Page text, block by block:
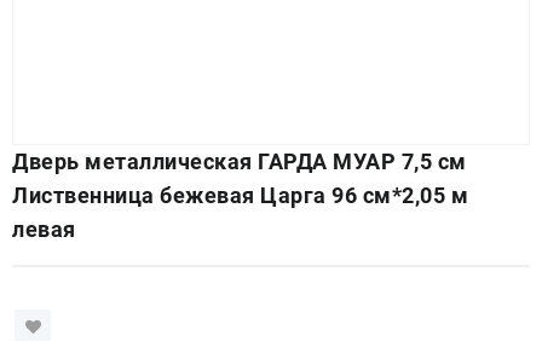
Дверь металлическая ГАРДА МУАР 7,5 см
Лиственница бежевая Царга 96 см*2,05 м
левая